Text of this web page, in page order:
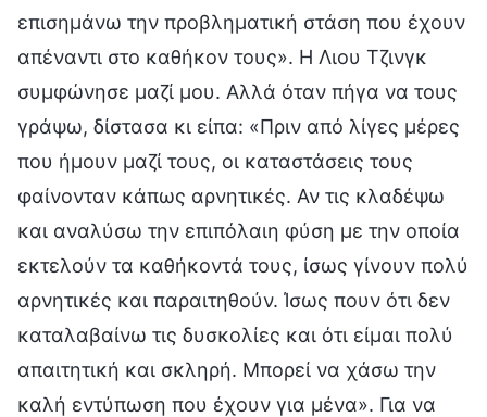
επισημάνω την προβληματική στάση που έχουν
απέναντι στο καθήκον τους». Η Λιου Τζινγκ
συμφώνησε μαζί μου. Αλλά όταν πήγα να τους
γράψω, δίστασα κι είπα: «Πριν από λίγες μέρες
που ήμουν μαζί τους, οι καταστάσεις τους
φαίνονταν κάπως αρνητικές. Αν τις κλαδέψω
και αναλύσω την επιπόλαιη φύση με την οποία
εκτελούν τα καθήκοντά τους, ίσως γίνουν πολύ
αρνητικές και παραιτηθούν. Ίσως πουν ότι δεν
καταλαβαίνω τις δυσκολίες και ότι είμαι πολύ
απαιτητική και σκληρή. Μπορεί να χάσω την
καλή εντύπωση που έχουν για μένα». Για να